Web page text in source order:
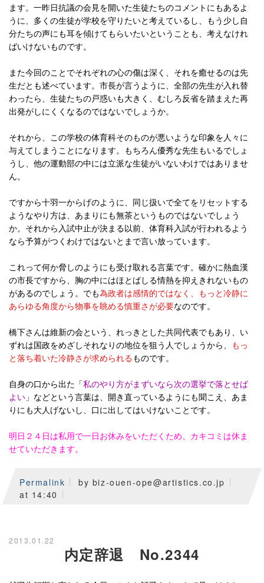
ます。一昨日抗議の会見を開いた生徒たちのコメントにもあるよ
うに、多くの生徒が学校を守りたいと考えているし、もう少し自
分たちの声にも耳を傾けてもらいたいということも、考えなけれ
ばいけないものです。
また今回のことでそれぞれの心の傷は深く、それを癒せるのは先
生だとも述べています。市長が言うように、全部の先生が入れ替
わったら、生徒たちの戸惑いも大きく、むしろ反省を踏まえた再
出発がしにくくなるのではないでしょうか。
それから、この学校の体育科そのものが悪いような印象を人々に
与えてしまうことになります。もちろん優秀な先生もいるでしょ
うし、他の運動部の中には立派な生徒がいないわけではありませ
ん。
ですから十羽一からげのように、同じ扱いで全てをリセットする
ようなやり方は、あまりにも無茶というものではないでしょう
か。それから入試中止が決まる以前、体育科入試が行われるよう
なら予算がつくわけではないとまで言い放っています。
これって何か脅しのようにも受け取れる言葉です。確かに熱血漢
の市長ですから、胸の中にはほとばしる情熱を抑えきれないもの
があるのでしょう。でも為政者は感情的ではなく、もっと冷静に
あらゆる角度から物事を眺める慎重さが必要なのです。
橋下さんは維新の会という、れっきとした共同代表でもあり、い
ずれは国政をめざしそれなりの地位を狙う人でしょうから、
もっ
と落ち着いた冷静さが求められる ものです。
自身の口から出た「 私のやり方がまずいなら次の選挙で落とせば
よい 」などという言葉は、開き直っているようにも聞こえ、あま
りにも大人げないし、口に出してはいけないことです。
明日２４日は私用で一日お休みをいただくため、カキコミは休ま
せていただきます。
Permalink
by biz-ouen-ope@artistics.co.jp
at 14:40
2013.01.22
内定辞退 No.2344